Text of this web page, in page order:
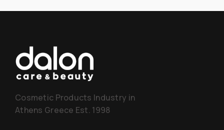
Cosmetic Products Industry in
Athens Greece Est. 1998